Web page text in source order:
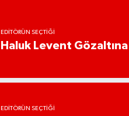
EDITÖRÜN SEÇTIĞI
Haluk Levent Gözaltına
EDITÖRÜN SEÇTIĞI